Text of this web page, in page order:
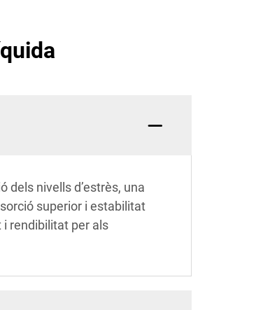
nivells d’estrès, una
superior i estabilitat
rendibilitat per als